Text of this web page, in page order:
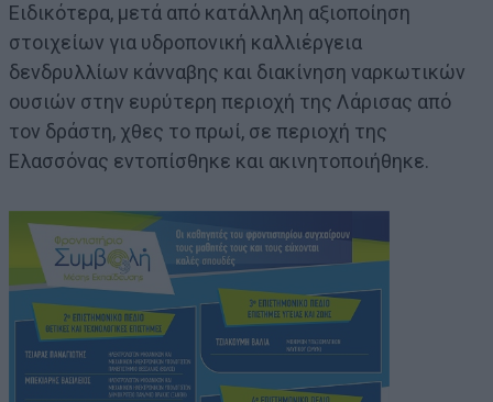
Ειδικότερα, μετά από κατάλληλη αξιοποίηση
στοιχείων για υδροπονική καλλιέργεια
δενδρυλλίων κάνναβης και διακίνηση ναρκωτικών
ουσιών στην ευρύτερη περιοχή της Λάρισας από
τον δράστη, χθες το πρωί, σε περιοχή της
Ελασσόνας εντοπίσθηκε και ακινητοποιήθηκε.